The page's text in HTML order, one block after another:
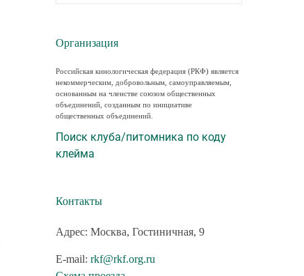
Организация
Российская кинологическая федерация (РКФ) является
некоммерческим, добровольным, самоуправляемым,
основанным на членстве союзом общественных
объединений, созданным по инициативе
общественных объединений.
Поиск клуба/питомника по коду
клейма
Контакты
Адрес: Москва, Гостиничная, 9
E-mail: rkf@rkf.org.ru